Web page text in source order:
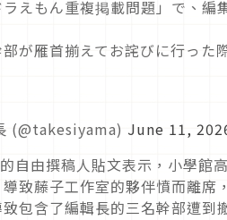
えもん重複掲載問題」で、編
が雁首揃えてお詫びに行った
(@takesiyama) June 11,
自由撰稿人貼文表示，小學館
致藤子工作室的夥伴憤而離席
包含了編輯長的三名幹部遭到